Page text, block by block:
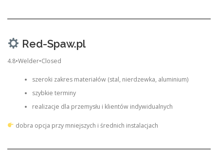
Red-Spaw.pl
4.8•Welder•Closed
szeroki zakres materiałów (stal, nierdzewka, aluminium)
szybkie terminy
realizacje dla przemysłu i klientów indywidualnych
dobra opcja przy mniejszych i średnich instalacjach